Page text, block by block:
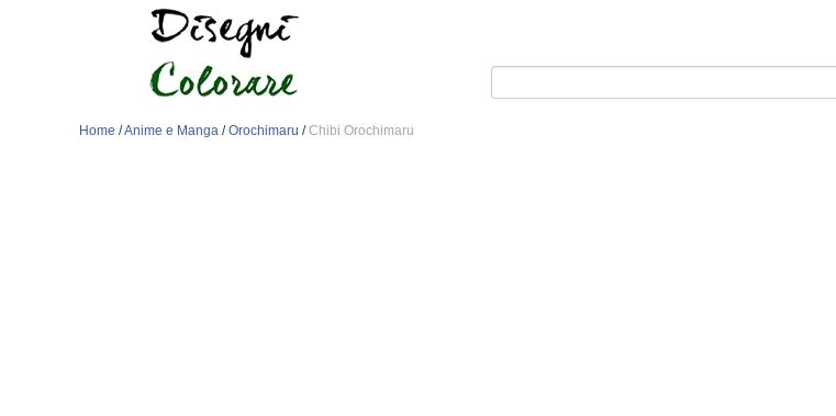
Home /Anime e Manga /Orochimaru /Chibi Orochimaru